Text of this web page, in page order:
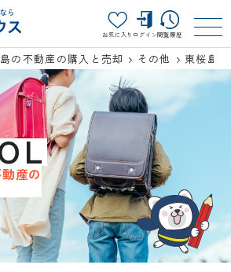
お気に入り ログイン閲覧履歴
の不動産の購入と売却 その他 東桜島
産の